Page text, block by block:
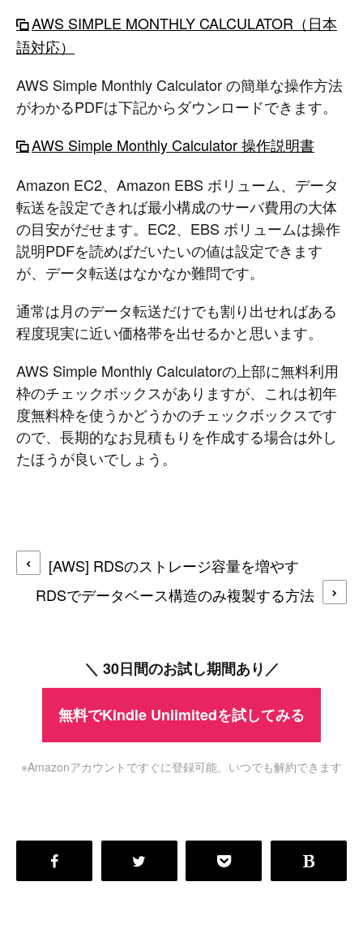
AWS SIMPLE MONTHLY CALCULATOR（日本
語対応）
AWS Simple Monthly Calculator の簡単な操作方法
がわかるPDFは下記からダウンロードできます。
AWS Simple Monthly Calculator 操作説明書
Amazon EC2、Amazon EBS ボリューム、データ
転送を設定できれば最小構成のサーバ費用の大体
の目安がだせます。EC2、EBS ボリュームは操作
説明PDFを読めばだいたいの値は設定できます
が、データ転送はなかなか難問です。
通常は月のデータ転送だけでも割り出せればある
程度現実に近い価格帯を出せるかと思います。
AWS Simple Monthly Calculatorの上部に無料利用
枠のチェックボックスがありますが、これは初年
度無料枠を使うかどうかのチェックボックスです
ので、長期的なお見積もりを作成する場合は外し
たほうが良いでしょう。
[AWS] RDSのストレージ容量を増やす
RDSでデータベース構造のみ複製する方法
＼ 30日間のお試し期間あり／
無料でKindle Unlimitedを試してみる
※Amazonアカウントですぐに登録可能。いつでも解約できます